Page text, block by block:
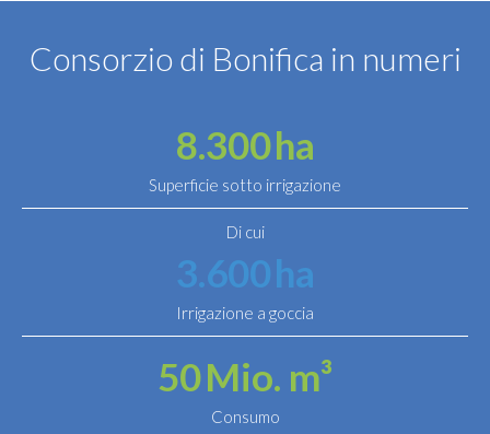
Consorzio di Bonifica in numeri
8.300ha
Superficie sotto irrigazione
Di cui
3.600ha
Irrigazione a goccia
50Mio. m³
Consumo